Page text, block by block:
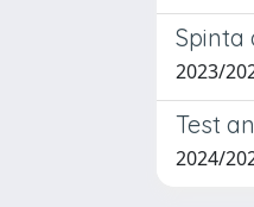
Spinta
2023/
Test
2024/